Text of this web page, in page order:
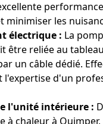
performance
minimiser les
électrique : La
être reliée au
un câble dédié.
l'expertise d'un
l'unité intérieure :
à chaleur à